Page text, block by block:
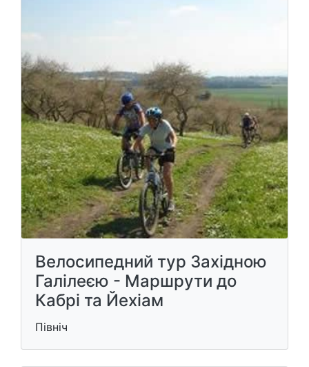
Велосипедний тур Західною
Галілеєю - Маршрути до
Кабрі та Йехіам
Північ